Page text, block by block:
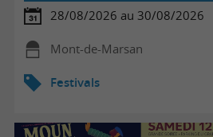
28/08/2026 au 30/08/2026
Mont-de-Marsan
Festivals